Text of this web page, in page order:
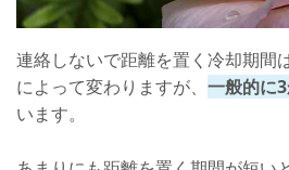
連絡しないで距離を置く冷却期間
によって変わりますが、 一般的に
います。